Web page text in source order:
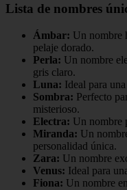
Lista de nombres
Ámbar: Un nombre
pelaje dorado.
Perla: Un nombre
gris claro.
Luna: Ideal para
Sombra: Perfecto
misterioso.
Electra: Un nombre
Miranda: Un
personalidad única.
Zara: Un nombre
Venus: Ideal para
Fiona: Un nombre